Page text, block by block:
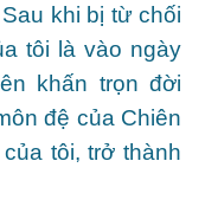
khi bị từ chối
tôi là vào ngày
khấn trọn đời
đệ của Chiên
tôi, trở thành